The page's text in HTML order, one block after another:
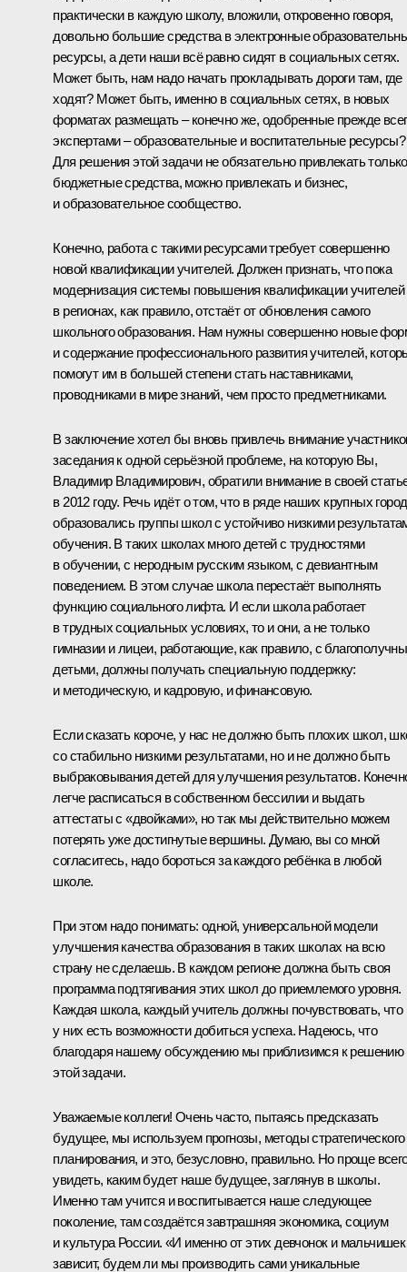
практически в каждую школу, вложили, откровенно говоря,
довольно большие средства в электронные
ресурсы, а дети наши всё равно сидят в социальных сетях.
Может быть, нам надо начать прокладывать дороги там, где
ходят? Может быть, именно в социальных сетях, в новых
форматах размещать – конечно же, одобренные прежде
экспертами – образовательные и воспитательные ресурсы?
Для решения этой задачи не обязательно привлекать только
бюджетные средства, можно привлекать и бизнес,
и образовательное сообщество.
Конечно, работа с такими ресурсами требует совершенно
новой квалификации учителей. Должен признать, что пока
модернизация системы повышения квалификации учителей
в регионах, как правило, отстаёт от обновления самого
школьного образования. Нам нужны совершенно новые
и содержание профессионального развития учителей,
помогут им в большей степени стать наставниками,
проводниками в мире знаний, чем просто предметниками.
В заключение хотел бы вновь привлечь внимание
заседания к одной серьёзной проблеме, на которую Вы,
Владимир Владимирович, обратили внимание в своей
в 2012 году. Речь идёт о том, что в ряде наших крупных
образовались группы школ с устойчиво низкими
обучения. В таких школах много детей с трудностями
в обучении, с неродным русским языком, с девиантным
поведением. В этом случае школа перестаёт выполнять
функцию социального лифта. И если школа работает
в трудных социальных условиях, то и они, а не только
гимназии и лицеи, работающие, как правило, с
детьми, должны получать специальную поддержку:
и методическую, и кадровую, и финансовую.
Если сказать короче, у нас не должно быть плохих школ,
со стабильно низкими результатами, но и не должно быть
выбраковывания детей для улучшения результатов.
легче расписаться в собственном бессилии и выдать
аттестаты с «двойками», но так мы действительно можем
потерять уже достигнутые вершины. Думаю, вы со мной
согласитесь, надо бороться за каждого ребёнка в любой
школе.
При этом надо понимать: одной, универсальной модели
улучшения качества образования в таких школах на всю
страну не сделаешь. В каждом регионе должна быть своя
программа подтягивания этих школ до приемлемого уровня.
Каждая школа, каждый учитель должны почувствовать, что
у них есть возможности добиться успеха. Надеюсь, что
благодаря нашему обсуждению мы приблизимся к решению
этой задачи.
Уважаемые коллеги! Очень часто, пытаясь предсказать
будущее, мы используем прогнозы, методы стратегического
планирования, и это, безусловно, правильно. Но проще
увидеть, каким будет наше будущее, заглянув в школы.
Именно там учится и воспитывается наше следующее
поколение, там создаётся завтрашняя экономика, социум
и культура России. «И именно от этих девчонок и мальчишек
зависит, будем ли мы производить сами уникальные